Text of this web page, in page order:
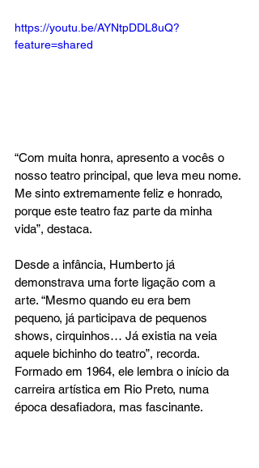
https://youtu.be/AYNtpDDL8uQ?
feature=shared
“Com muita honra, apresento a vocês o
nosso teatro principal, que leva meu nome.
Me sinto extremamente feliz e honrado,
porque este teatro faz parte da minha
vida”, destaca.
Desde a infância, Humberto já
demonstrava uma forte ligação com a
arte. “Mesmo quando eu era bem
pequeno, já participava de pequenos
shows, cirquinhos… Já existia na veia
aquele bichinho do teatro”, recorda.
Formado em 1964, ele lembra o início da
carreira artística em Rio Preto, numa
época desafiadora, mas fascinante.